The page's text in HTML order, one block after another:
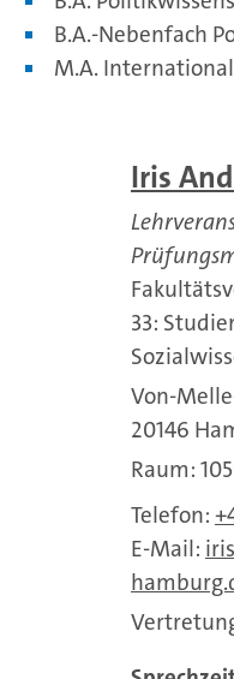
B.A.-Nebenfach
M.A.
Iris
33:
Von-
20146
Raum:
Telefon:
E-Mail: